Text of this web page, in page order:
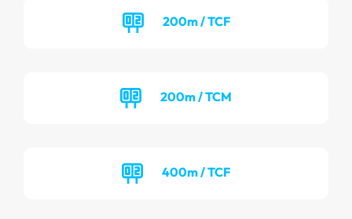
200m / TCF
200m / TCM
400m / TCF